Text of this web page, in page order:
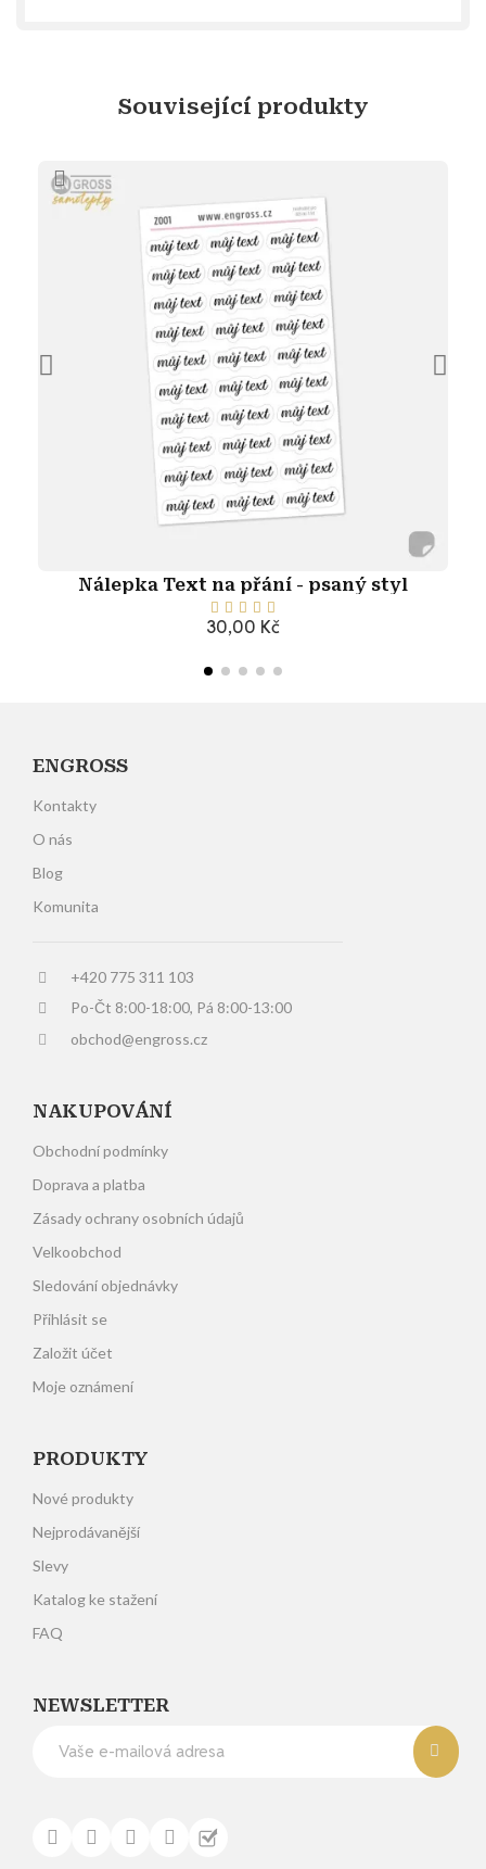
Související produkty
Nálepka Text na přání - psaný styl
    
30,00 Kč
Přidat do košíku
ENGROSS
Kontakty
O nás
Blog
Komunita
+420 775 311 103
Po-Čt 8:00-18:00, Pá 8:00-13:00
obchod@engross.cz
NAKUPOVÁNÍ
Obchodní podmínky
Doprava a platba
Zásady ochrany osobních údajů
Velkoobchod
Sledování objednávky
Přihlásit se
Založit účet
Moje oznámení
PRODUKTY
Nové produkty
Nejprodávanější
Slevy
Katalog ke stažení
FAQ
NEWSLETTER